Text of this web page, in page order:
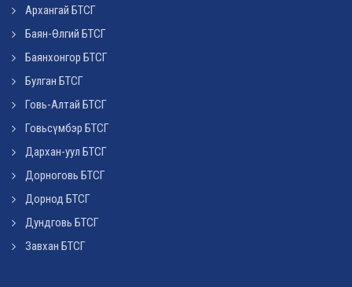
Архангай БТСГ
Баян-Өлгий БТСГ
Баянхонгор БТСГ
Булган БТСГ
Говь-Алтай БТСГ
Говьсүмбэр БТСГ
Дархан-уул БТСГ
Дорноговь БТСГ
Дорнод БТСГ
Дундговь БТСГ
Завхан БТСГ